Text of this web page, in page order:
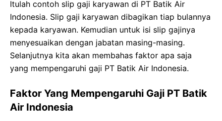
Itulah contoh slip gaji karyawan di PT Batik Air
Indonesia. Slip gaji karyawan dibagikan tiap bulannya
kepada karyawan. Kemudian untuk isi slip gajinya
menyesuaikan dengan jabatan masing-masing.
Selanjutnya kita akan membahas faktor apa saja
yang mempengaruhi gaji PT Batik Air Indonesia.
Faktor Yang Mempengaruhi Gaji PT Batik
Air Indonesia